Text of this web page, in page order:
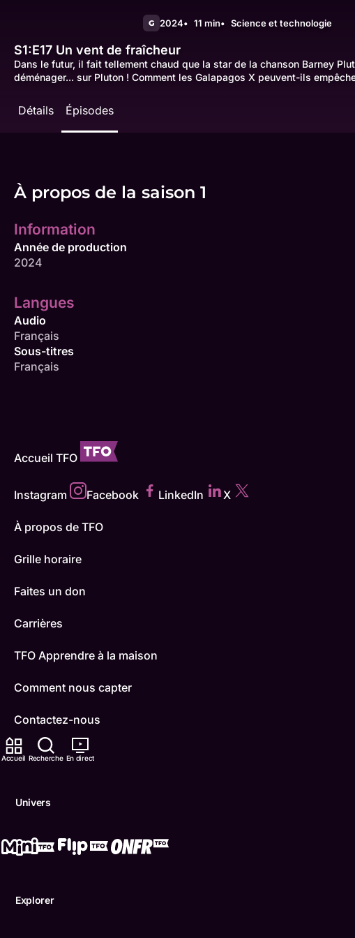
Accueil Recherche En direct
Univers
Explorer
G 2024 11 min Science et technologie
S1:E17 Un vent de fraîcheur
Dans le futur, il fait tellement chaud que la star de la chanson Barney
déménager... sur Pluton ! Comment les Galapagos X peuvent-ils
Détails Épisodes
À propos de la saison 1
Information
Année de production
2024
Langues
Audio
Français
Sous-titres
Français
Accueil TFO
Instagram Facebook LinkedIn X
À propos de TFO
Grille horaire
Faites un don
Carrières
TFO Apprendre à la maison
Comment nous capter
Contactez-nous
ONFR
Conditions d'utilisation